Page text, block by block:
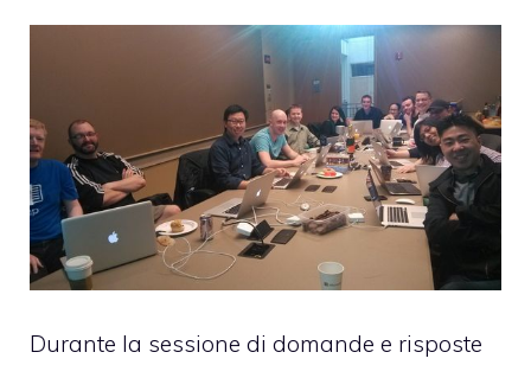
Durante la sessione di domande e risposte